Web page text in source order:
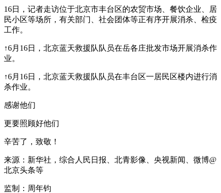
16日，记者走访位于北京市丰台区的农贸市场、餐饮企业、居
民小区等场所，有关部门、社会团体等正有序开展消杀、检疫
工作。
↑6月16日，北京蓝天救援队队员在岳各庄批发市场开展消杀作
业。
↑6月16日，北京蓝天救援队队员在丰台区一居民区楼内进行消
杀作业。
感谢他们
更要照顾好他们
辛苦了，致敬！
来源：新华社，综合人民日报、北青影像、央视新闻、微博@
北京头条等
监制：周年钧